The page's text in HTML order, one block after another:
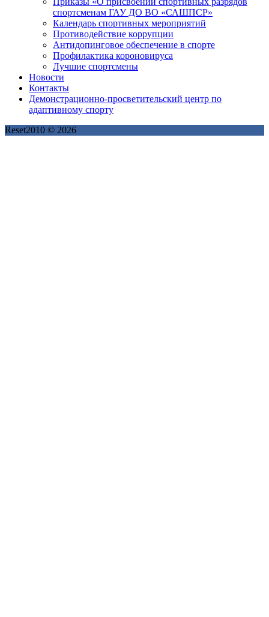
спортсменам ГАУ ДО ВО «САШПСР»
Календарь спортивных мероприятий
Противодействие коррупции
Антидопинговое обеспечение в спорте
Профилактика короновируса
Лучшие спортсмены
Новости
Контакты
Демонстрационно-просветительский центр по
адаптивному спорту
Reset2010 © 2026